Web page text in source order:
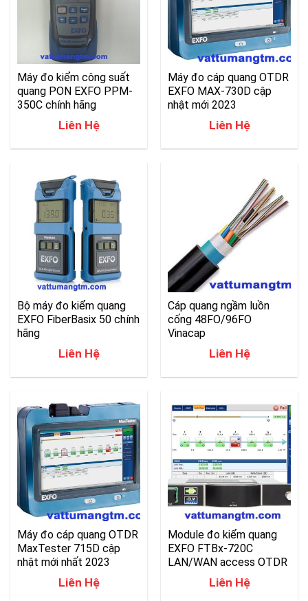
Máy đo kiểm công suất
quang PON EXFO PPM-
350C chính hãng
Liên Hệ
Máy đo cáp quang OTDR
EXFO MAX-730D cập
nhật mới 2023
Liên Hệ
Bộ máy đo kiểm quang
EXFO FiberBasix 50 chính
hãng
Liên Hệ
Cáp quang ngầm luồn
cống 48FO/96FO
Vinacap
Liên Hệ
Máy đo cáp quang OTDR
MaxTester 715D cập
nhật mới nhất 2023
Liên Hệ
Module đo kiểm quang
EXFO FTBx-720C
LAN/WAN access OTDR
Liên Hệ